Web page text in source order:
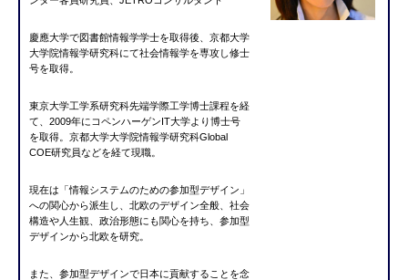
慶應大学で図書館情報学学士を取得後、京都大学
大学院情報学研究科にて社会情報学を専攻し修士
号を取得。
東京大学工学系研究科先端学際工学博士課程を経
て、2009年にコペンハーゲンIT大学より博士号
を取得。京都大学大学院情報学研究科Global
COE研究員などを経て現職。
現在は「情報システムのための参加型デザイン」
への関心から派生し、北欧のデザイン全般、社会
構造や人生観、政治形態にも関心を持ち、参加型
デザインから北欧を研究。
また、参加型デザインで日本に貢献することを念